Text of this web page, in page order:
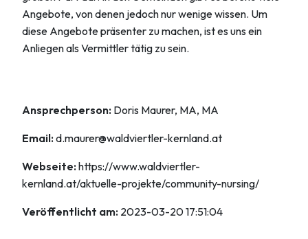
Angebote, von denen jedoch nur wenige wissen. Um
diese Angebote präsenter zu machen, ist es uns ein
Anliegen als Vermittler tätig zu sein.
Ansprechperson: Doris Maurer, MA, MA
Email:d.maurer@waldviertler-kernland.at
Webseite:https://www.waldviertler-
kernland.at/aktuelle-projekte/community-nursing/
Veröffentlicht am: 2023-03-20 17:51:04